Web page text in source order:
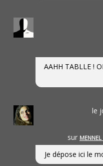
AAHH TABLLE !
le
sur
Je dépose ici le